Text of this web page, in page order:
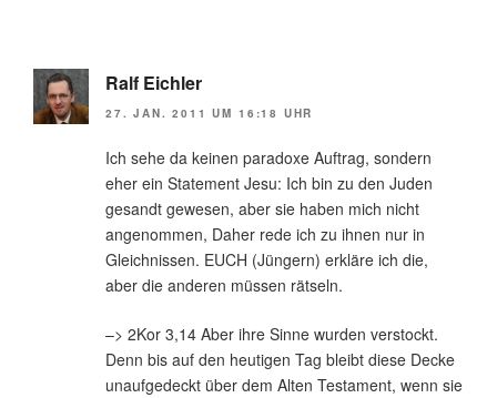
Ralf Eichler
27. JAN. 2011 UM 16:18 UHR
Ich sehe da keinen paradoxe Auftrag, sondern
eher ein Statement Jesu: Ich bin zu den Juden
gesandt gewesen, aber sie haben mich nicht
angenommen, Daher rede ich zu ihnen nur in
Gleichnissen. EUCH (Jüngern) erkläre ich die,
aber die anderen müssen rätseln.
–> 2Kor 3,14 Aber ihre Sinne wurden verstockt.
Denn bis auf den heutigen Tag bleibt diese Decke
unaufgedeckt über dem Alten Testament, wenn sie